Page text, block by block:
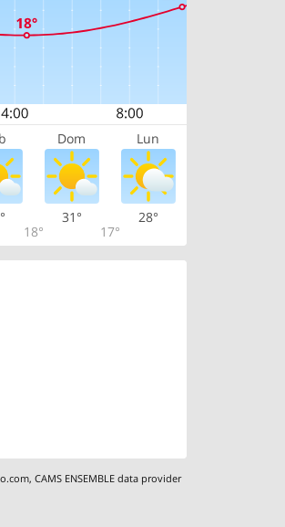
Dom Lun
18°
31°
17°
28°
,CAMS ENSEMBLE data provider